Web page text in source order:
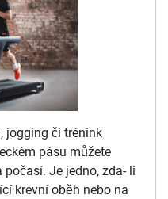
jogging či trénink
pásu můžete
Je jedno, zda- li
krevní oběh nebo na